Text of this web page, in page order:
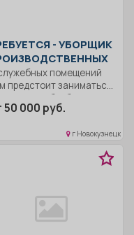
- УБОРЩИК
помещений
предстоит заниматься:
обработкой
и
50 000 руб.
г Новокузнецк